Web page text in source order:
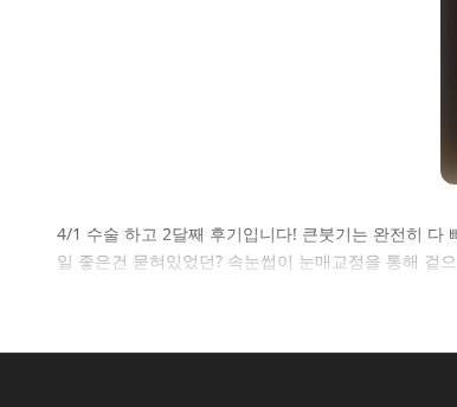
4/1 수술 하고 2달째 후기입니다! 큰붓기는 완전히 다
일 좋은건 묻혀있었던? 속눈썹이 눈매교정을 통해 겉